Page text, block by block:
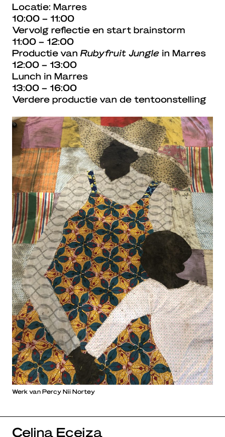
Locatie: Marres
10:00 – 11:00
Vervolg reflectie en start brainstorm
11:00 – 12:00
Productie van Rubyfruit Jungle in Marres
12:00 – 13:00
Lunch in Marres
13:00 – 16:00
Verdere productie van de tentoonstelling
Werk van Percy Nii Nortey
Celina Eceiza